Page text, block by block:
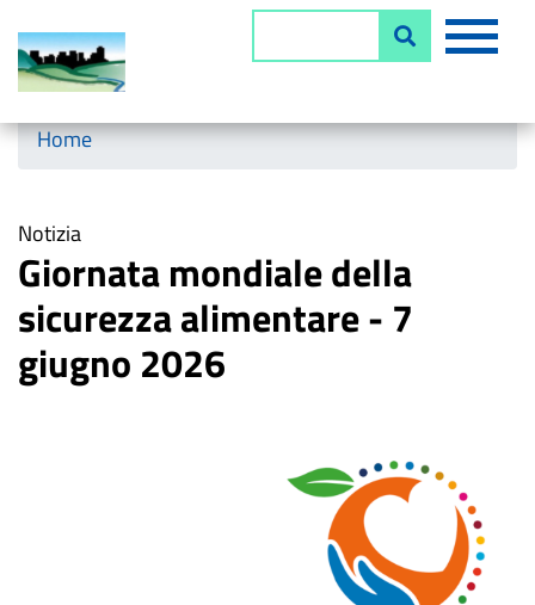
Salta
Horizontal menu
Home
Notizia
Giornata mondiale della
sicurezza alimentare - 7
giugno 2026